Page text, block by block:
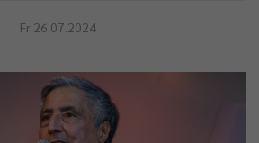
Fr 26.07.2024